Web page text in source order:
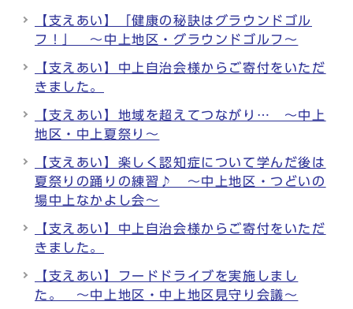
【支えあい】「健康の秘訣はグラウンドゴル
フ！」 ～中上地区・グラウンドゴルフ～
【支えあい】中上自治会様からご寄付をいただ
きました。
【支えあい】地域を超えてつながり… ～中上
地区・中上夏祭り～
【支えあい】楽しく認知症について学んだ後は
夏祭りの踊りの練習♪ ～中上地区・つどいの
場中上なかよし会～
【支えあい】中上自治会様からご寄付をいただ
きました。
【支えあい】フードドライブを実施しまし
た。 ～中上地区・中上地区見守り会議～